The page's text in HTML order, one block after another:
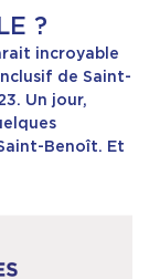
?
incroyable
de Saint-
Un jour,
Benoît. Et